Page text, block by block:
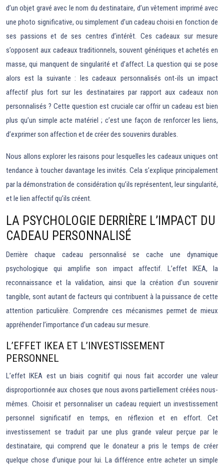
d’un objet gravé avec le nom du destinataire, d’un vêtement imprimé avec
une photo significative, ou simplement d’un cadeau choisi en fonction de
ses passions et de ses centres d’intérêt. Ces cadeaux sur mesure
s’opposent aux cadeaux traditionnels, souvent génériques et achetés en
masse, qui manquent de singularité et d’affect. La question qui se pose
alors est la suivante : les cadeaux personnalisés ont-ils un impact
affectif plus fort sur les destinataires par rapport aux cadeaux non
personnalisés ? Cette question est cruciale car offrir un cadeau est bien
plus qu’un simple acte matériel ; c’est une façon de renforcer les liens,
d’exprimer son affection et de créer des souvenirs durables.
Nous allons explorer les raisons pour lesquelles les cadeaux uniques ont
tendance à toucher davantage les invités. Cela s’explique principalement
par la démonstration de considération qu’ils représentent, leur singularité,
et le lien affectif qu’ils créent.
LA PSYCHOLOGIE DERRIÈRE L’IMPACT DU
CADEAU PERSONNALISÉ
Derrière chaque cadeau personnalisé se cache une dynamique
psychologique qui amplifie son impact affectif. L’effet IKEA, la
reconnaissance et la validation, ainsi que la création d’un souvenir
tangible, sont autant de facteurs qui contribuent à la puissance de cette
attention particulière. Comprendre ces mécanismes permet de mieux
appréhender l’importance d’un cadeau sur mesure.
L’EFFET IKEA ET L’INVESTISSEMENT
PERSONNEL
L’effet IKEA est un biais cognitif qui nous fait accorder une valeur
disproportionnée aux choses que nous avons partiellement créées nous-
mêmes. Choisir et personnaliser un cadeau requiert un investissement
personnel significatif en temps, en réflexion et en effort. Cet
investissement se traduit par une plus grande valeur perçue par le
destinataire, qui comprend que le donateur a pris le temps de créer
quelque chose d’unique pour lui. La différence entre acheter un simple